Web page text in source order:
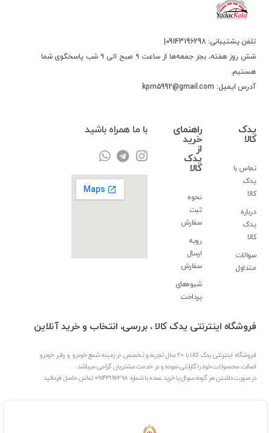
تلفن پشتیبانی: 09143196298|
شش روز هفته، بجز جمعه‌ها از ساعت ۹ صبح الی ۹ شب پاسخگوی شما
هستیم.
آدرس ایمیل: kpm5992@gmail.com
یدک
کالا
تماس با
یدک
کالا
درباره
یدک
کالا
سوالات
متداول
راهنمای
خرید
از
یدک
کالا
نحوه
ثبت
سفارش
رویه
ارسال
سفارش
شیوه‌های
پرداخت
با ما همراه باشید
فروشگاه اینترنتی یدک کالا ، بررسی، انتخاب و خرید آنلاین
فروشگاه اینترنتی یدک کالا با 20 سال تجربه و تخصص در زمینه شمع خودرو و وایر خودرو
اصالت محصولات خود را گارانتی نموده و در خدمت مشتریان گرامی میباشد.
در صورت داشتن هر گونه سوال یا خرید عمده با شماره 09143196298 تماس حاصل فرمائید.